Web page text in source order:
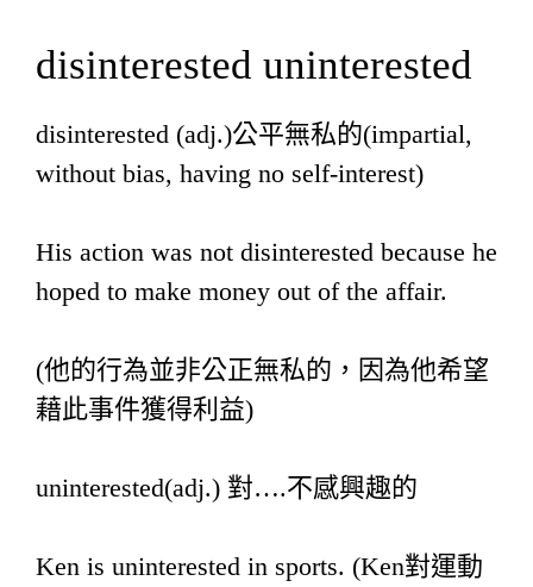
disinterested uninterested
disinterested (adj.)公平無私的(impartial,
without bias, having no self-interest)
His action was not disinterested because he
hoped to make money out of the affair.
(他的行為並非公正無私的，因為他希望
藉此事件獲得利益)
uninterested(adj.) 對….不感興趣的
Ken is uninterested in sports. (Ken對運動